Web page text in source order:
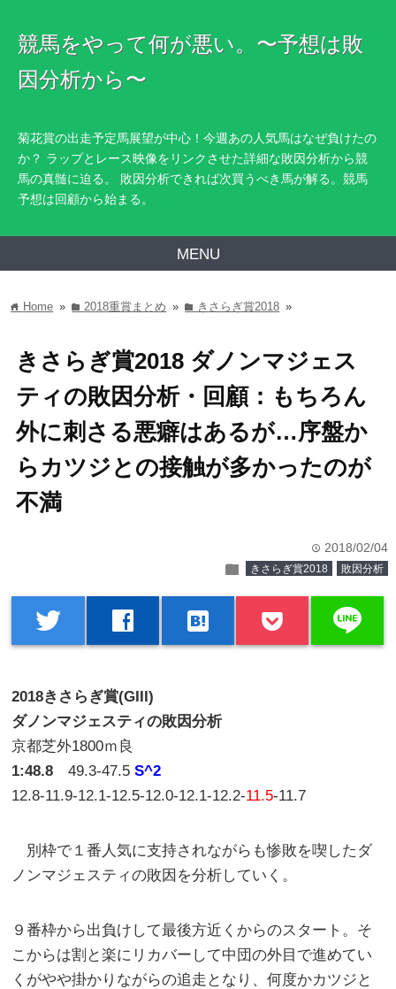
競馬をやって何が悪い。〜予想は敗
因分析から〜
菊花賞の出走予定馬展望が中心！今週あの人気馬はなぜ負けたの
か？ ラップとレース映像をリンクさせた詳細な敗因分析から競
馬の真髄に迫る。 敗因分析できれば次買うべき馬が解る。競馬
予想は回顧から始まる。
MENU
home Home » folder2018重賞まとめ » folder きさらぎ賞2018 »
きさらぎ賞2018 ダノンマジェス
ティの敗因分析・回顧：もちろん
外に刺さる悪癖はあるが…序盤か
らカツジとの接触が多かったのが
不満
time 2018/02/04
folder きさらぎ賞2018 敗因分析
twitter facebook hatenabookmark line
2018きさらぎ賞(GIII)
ダノンマジェスティの敗因分析
京都芝外1800ｍ良
1:48.8 49.3-47.5S^2
12.8-11.9-12.1-12.5-12.0-12.1-12.2-11.5-11.7
別枠で１番人気に支持されながらも惨敗を喫したダ
ノンマジェスティの敗因を分析していく。
９番枠から出負けして最後方近くからのスタート。そ
こからは割と楽にリカバーして中団の外目で進めてい
くがやや掛かりながらの追走となり、何度かカツジと